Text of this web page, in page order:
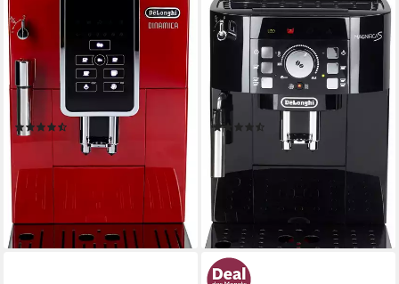
Kaffeevollautomat Dinamica
ECAM 358.15.R, Sensor-
Bedienfeld
300 g
Bohnenkapazität
15 bar Pumpendruck
Sensortasten, Direktwahltasten
Bedienung
(1978)
UVP750,00 €
mtl. in 24 Raten
-53%
lieferbar - in 1-2 Werktagen bei dir
Kaffeevollautomat Magnifica S
ECAM21.118.B - mit Barista-
Milchaufschäumer, Schwarz
250 g
Bohnenkapazität
15 bar Pumpendruck
Drehregler, Direktwahltasten
299,00 € UVP740,00 €
nur diesen Monat
14,85 €
-60%
lieferbar - in 1-2 Werktagen bei dir